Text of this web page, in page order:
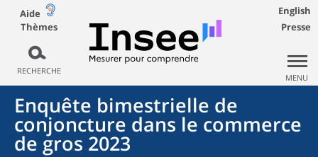
Aide
Thèmes
RECHERCHE
English
Presse
MENU
Enquête bimestrielle de
conjoncture dans le commerce
de gros 2023